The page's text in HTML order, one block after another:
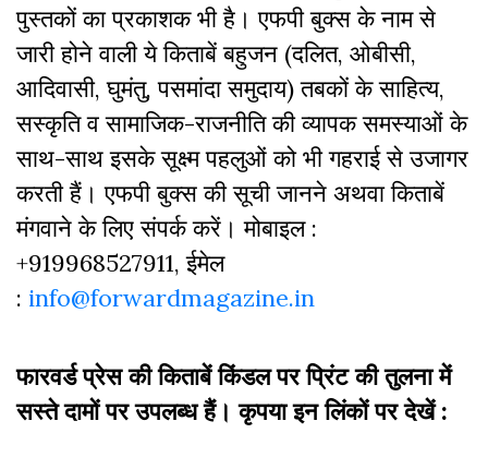
पुस्‍तकों का प्रकाशक भी है। एफपी बुक्‍स के नाम से
जारी होने वाली ये किताबें बहुजन (दलित, ओबीसी,
आदिवासी, घुमंतु, पसमांदा समुदाय) तबकों के साहित्‍य,
सस्‍क‍ृति व सामाजिक-राजनीति की व्‍यापक समस्‍याओं के
साथ-साथ इसके सूक्ष्म पहलुओं को भी गहराई से उजागर
करती हैं। एफपी बुक्‍स की सूची जानने अथवा किताबें
मंगवाने के लिए संपर्क करें। मोबाइल :
+919968527911, ईमेल
: info@forwardmagazine.in
फारवर्ड प्रेस की किताबें किंडल पर प्रिंट की तुलना में
सस्ते दामों पर उपलब्ध हैं। कृपया इन लिंकों पर देखें :